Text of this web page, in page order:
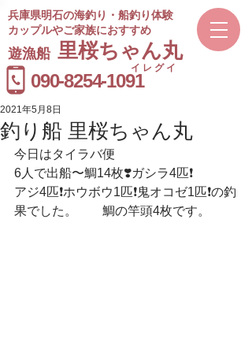
イレグイ
兵庫県明石の海釣り・船釣り体験
カップルやご家族におすすめ
090-8254-1091
遊漁船 ​里桜ちゃん丸
釣り船 里桜ちゃん丸
2021年5月8日
今日はタイラバ便
6人で出船〜鯛14枚❣️ガシラ4匹❗️
アジ4匹❗️ホウボウ1匹❗️鬼オコゼ1匹❗️の釣
果でした。　　鯛の竿頭4枚です。